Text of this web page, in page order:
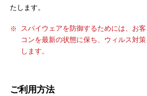
セキュリティ
使い方
たします。
スパイウェアを防御するためには、お
コンを最新の状態に保ち、ウィルス対
します。
ご利用方法